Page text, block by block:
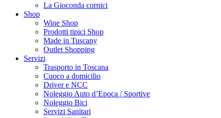
La Gioconda cornici
Shop
Wine Shop
Prodotti tipici Shop
Made in Tuscany
Outlet Shopping
Servizi
Trasporto in Toscana
Cuoco a domicilio
Driver e NCC
Noleggio Auto d’Epoca / Sportive
Noleggio Bici
Servizi Sanitari